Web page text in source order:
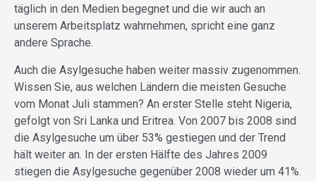
täglich in den Medien begegnet und die wir auch an
unserem Arbeitsplatz wahrnehmen, spricht eine ganz
andere Sprache.
Auch die Asylgesuche haben weiter massiv zugenommen.
Wissen Sie, aus welchen Ländern die meisten Gesuche
vom Monat Juli stammen? An erster Stelle steht Nigeria,
gefolgt von Sri Lanka und Eritrea. Von 2007 bis 2008 sind
die Asylgesuche um über 53% gestiegen und der Trend
hält weiter an. In der ersten Hälfte des Jahres 2009
stiegen die Asylgesuche gegenüber 2008 wieder um 41%.